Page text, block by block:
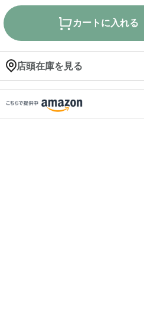
カートに入れる
店頭在庫を見る